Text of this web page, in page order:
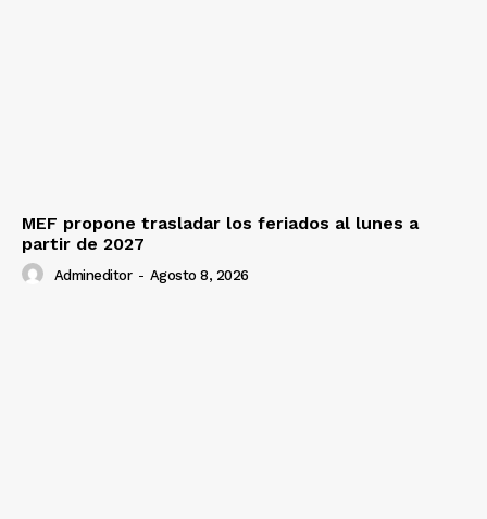
MEF propone trasladar los feriados al lunes a
partir de 2027
Admineditor - Agosto 8, 2026